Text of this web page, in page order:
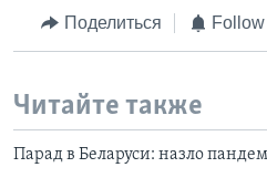
Поделиться
Читайте также
Парад в Беларуси: назло